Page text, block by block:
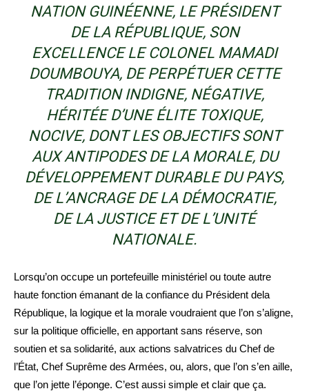
NATION GUINÉENNE, LE PRÉSIDENT
DE LA RÉPUBLIQUE, SON
EXCELLENCE LE COLONEL MAMADI
DOUMBOUYA, DE PERPÉTUER CETTE
TRADITION INDIGNE, NÉGATIVE,
HÉRITÉE D’UNE ÉLITE TOXIQUE,
NOCIVE, DONT LES OBJECTIFS SONT
AUX ANTIPODES DE LA MORALE, DU
DÉVELOPPEMENT DURABLE DU PAYS,
DE L’ANCRAGE DE LA DÉMOCRATIE,
DE LA JUSTICE ET DE L’UNITÉ
NATIONALE.
Lorsqu’on occupe un portefeuille ministériel ou toute autre
haute fonction émanant de la confiance du Président dela
République, la logique et la morale voudraient que l’on s’aligne,
sur la politique officielle, en apportant sans réserve, son
soutien et sa solidarité, aux actions salvatrices du Chef de
l’État, Chef Suprême des Armées, ou, alors, que l’on s’en aille,
que l’on jette l’éponge. C’est aussi simple et clair que ça.